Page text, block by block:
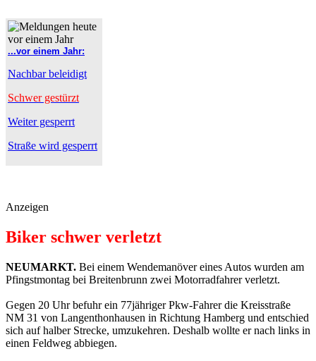
...vor einem Jahr:
Nachbar beleidigt
Schwer gestürzt
Weiter gesperrt
Straße wird gesperrt
Anzeigen
Biker schwer verletzt
NEUMARKT. Bei einem Wendemanöver eines Autos wurden am
Pfingstmontag bei Breitenbrunn zwei Motorradfahrer verletzt.
Gegen 20 Uhr befuhr ein 77jähriger Pkw-Fahrer die Kreisstraße
NM 31 von Langenthonhausen in Richtung Hamberg und entschied
sich auf halber Strecke, umzukehren. Deshalb wollte er nach links in
einen Feldweg abbiegen.